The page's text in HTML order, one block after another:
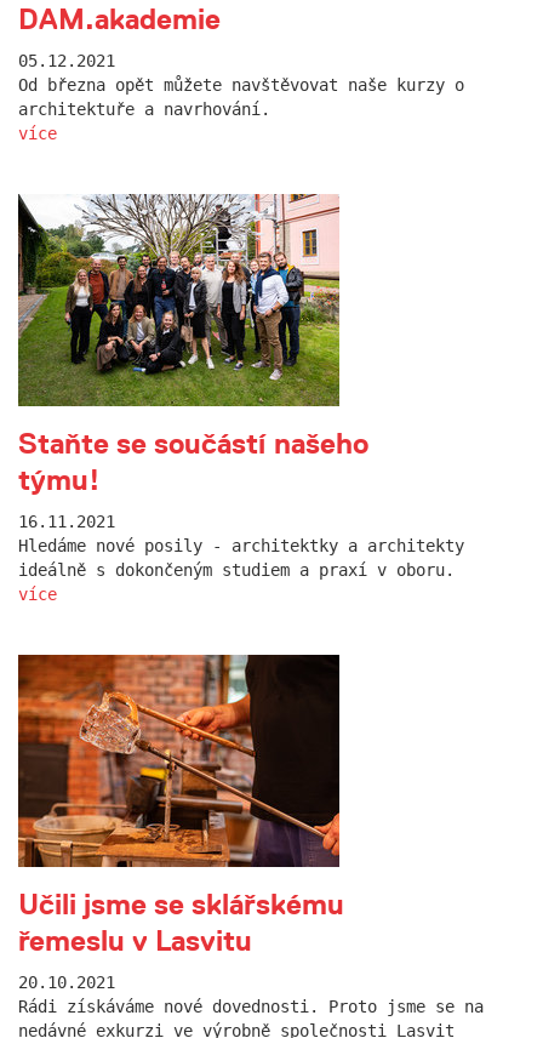
DAM.akademie
05.12.2021
Od března opět můžete navštěvovat naše kurzy o
architektuře a navrhování.
více
Staňte se součástí našeho
týmu!
16.11.2021
Hledáme nové posily - architektky a architekty
ideálně s dokončeným studiem a praxí v oboru.
více
Učili jsme se sklářskému
řemeslu v Lasvitu
20.10.2021
Rádi získáváme nové dovednosti. Proto jsme se na
nedávné exkurzi ve výrobně společnosti Lasvit